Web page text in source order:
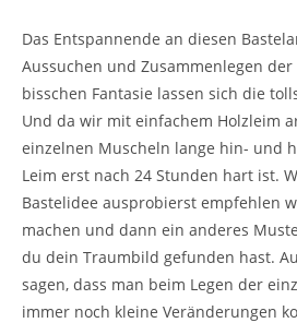
Das Entspannende an diesen
Aussuchen und Zusammenlegen
bisschen Fantasie lassen sich die
Und da wir mit einfachem Holzleim
einzelnen Muscheln lange hin- und
Leim erst nach 24 Stunden hart ist.
Bastelidee ausprobierst empfehlen
machen und dann ein anderes
du dein Traumbild gefunden hast.
sagen, dass man beim Legen der
immer noch kleine Veränderungen